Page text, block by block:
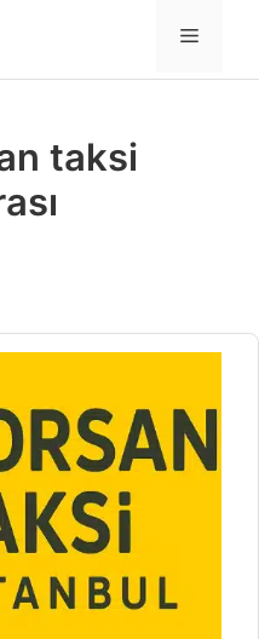
MENÜ
taksi